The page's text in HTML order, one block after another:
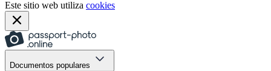
Este sitio web utiliza cookies
Documentos populares